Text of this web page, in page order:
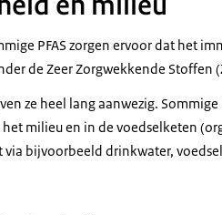
PFAS zorgen ervoor dat het
de Zeer Zorgwekkende Stoffen
ze heel lang aanwezig. Sommige
milieu en in de voedselketen
bijvoorbeeld drinkwater,